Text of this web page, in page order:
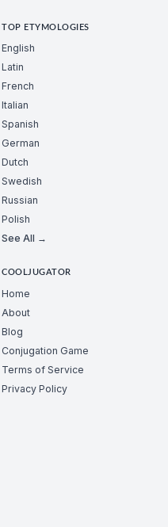
TOP ETYMOLOGIES
English
Latin
French
Italian
Spanish
German
Dutch
Swedish
Russian
Polish
See All →
COOLJUGATOR
Home
About
Blog
Conjugation Game
Terms of Service
Privacy Policy